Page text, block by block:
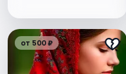
от 500 ₽